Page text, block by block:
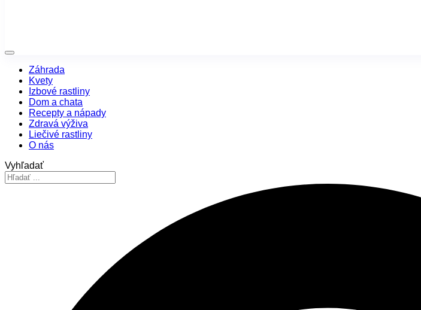
Záhrada
Kvety
Izbové rastliny
Dom a chata
Recepty a nápady
Zdravá výživa
Liečivé rastliny
O nás
Vyhľadať